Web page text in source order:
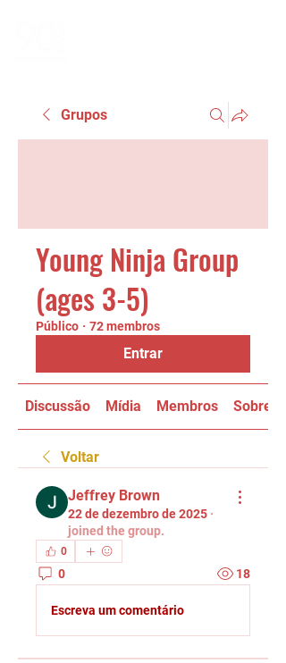
Grupos
Young Ninja Group
(ages 3-5)
Público · 72 membros
Entrar
Discussão Mídia Membros Sobre
Voltar
Jeffrey Brown
22 de dezembro de 2025 ·
joined the group.
0
0 18
Escreva um comentário